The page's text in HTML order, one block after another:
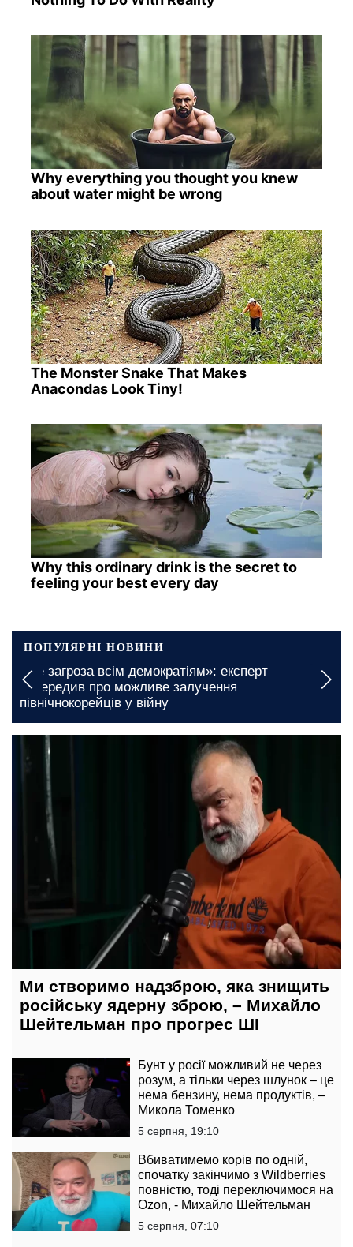
Why everything you thought you knew
about water might be wrong
The Monster Snake That Makes
Anacondas Look Tiny!
Why this ordinary drink is the secret to
feeling your best every day
ПОПУЛЯРНІ НОВИНИ
Безкоштовні продукти для ВПО та пенсіонерів у
Миколаївській області: яким чином можна
отримати бажану підтримку
7 серпня, 16:44
Ми створимо надзброю, яка знищить
російську ядерну зброю, – Михайло
Шейтельман про прогрес ШІ
Бунт у росії можливий не через
розум, а тільки через шлунок – це
нема бензину, нема продуктів, –
Микола Томенко
5 серпня, 19:10
Вбиватимемо корів по одній,
спочатку закінчимо з Wildberries
повністю, тоді переключимося на
Ozon, - Михайло Шейтельман
5 серпня, 07:10